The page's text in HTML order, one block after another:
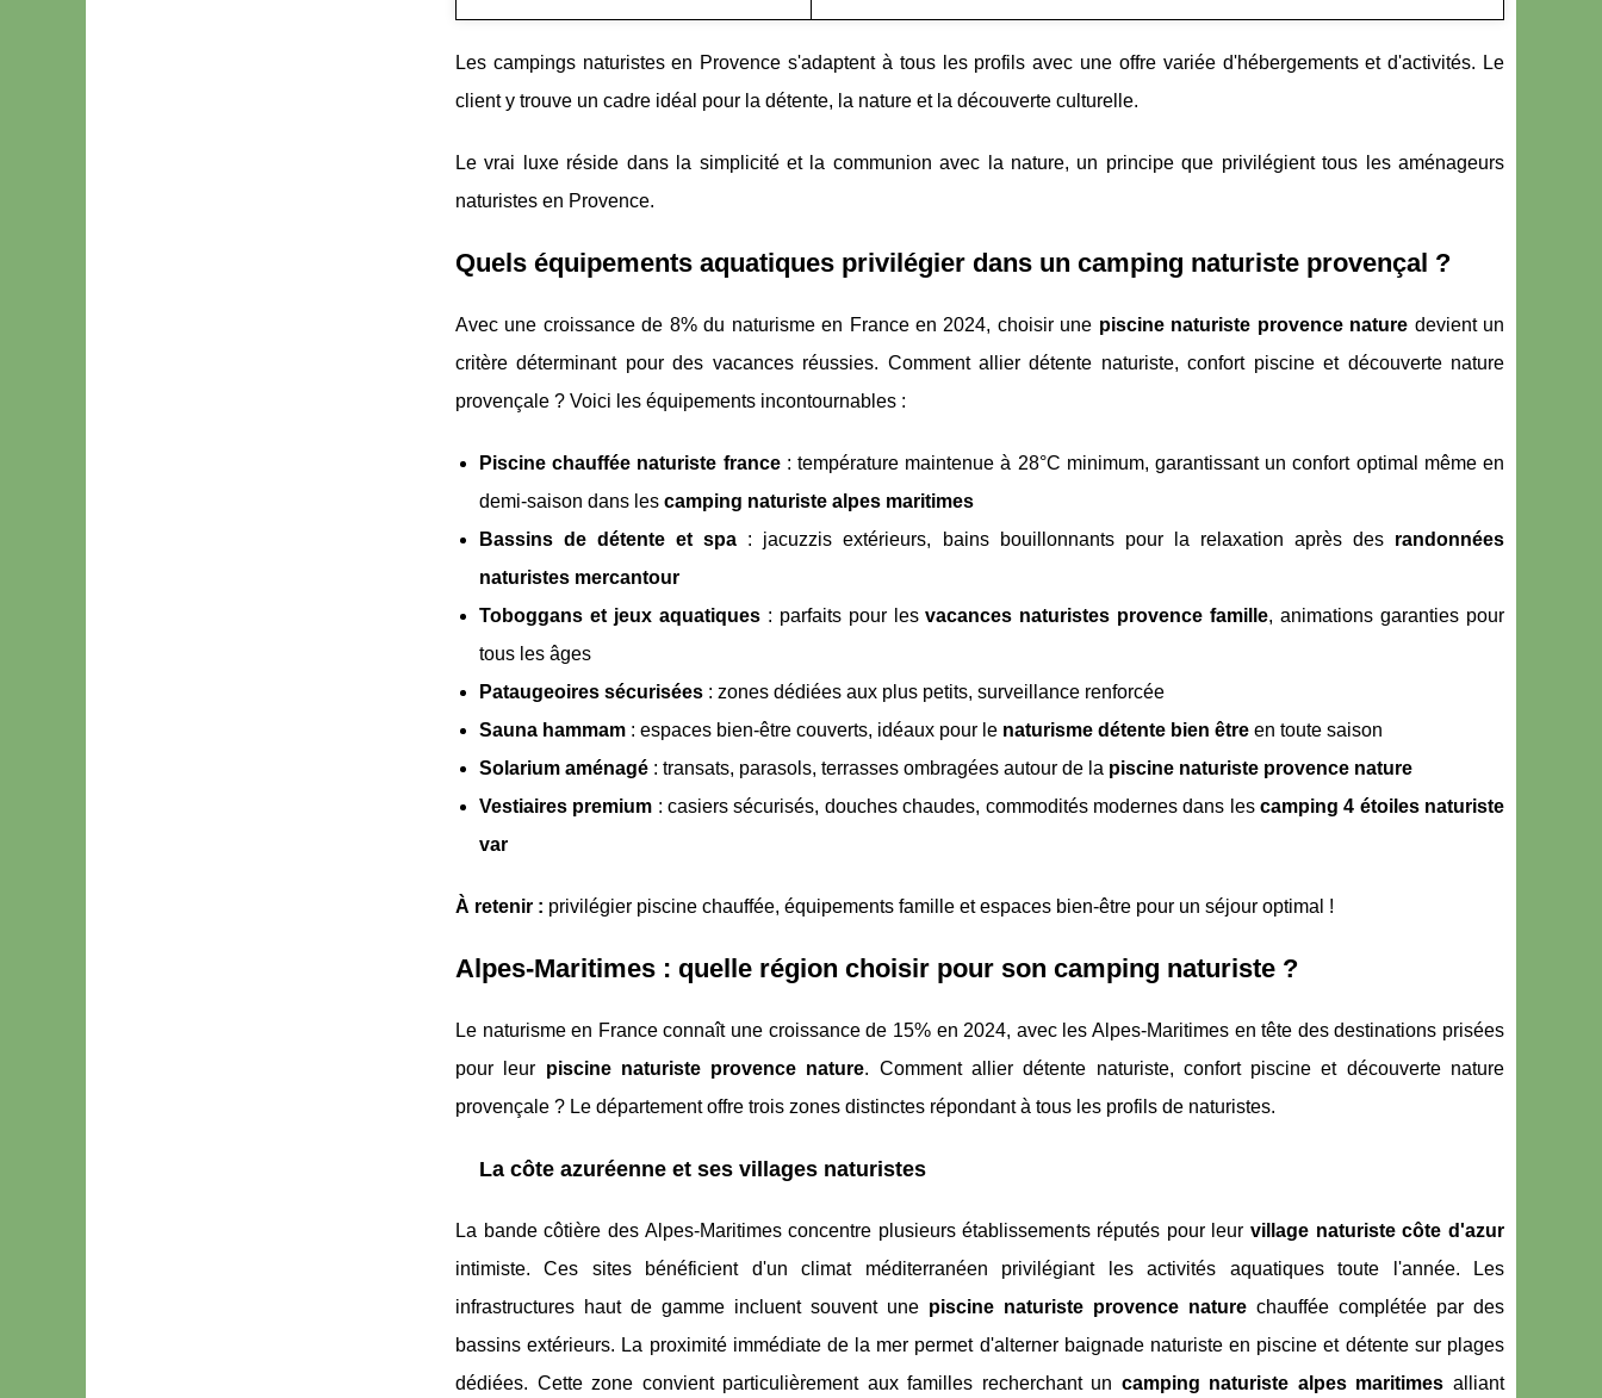
Les campings naturistes en Provence s'adaptent à tous les profils avec une offre variée d'hébergements et d'activités. Le
client y trouve un cadre idéal pour la détente, la nature et la découverte culturelle.
Le vrai luxe réside dans la simplicité et la communion avec la nature, un principe que privilégient tous les aménageurs
naturistes en Provence.
Quels équipements aquatiques privilégier dans un camping naturiste provençal ?
Avec une croissance de 8% du naturisme en France en 2024, choisir une piscine naturiste provence nature devient un
critère déterminant pour des vacances réussies. Comment allier détente naturiste, confort piscine et découverte nature
provençale ? Voici les équipements incontournables :
Piscine chauffée naturiste france: température maintenue à 28°C minimum, garantissant un confort optimal même en
demi-saison dans les camping naturiste alpes maritimes
Bassins de détente et spa : jacuzzis extérieurs, bains bouillonnants pour la relaxation après des randonnées
naturistes mercantour
Toboggans et jeux aquatiques: parfaits pour lesvacances naturistes provence famille, animations garanties pour
tous les âges
Pataugeoires sécurisées : zones dédiées aux plus petits, surveillance renforcée
Sauna hammam : espaces bien-être couverts, idéaux pour le naturisme détente bien être en toute saison
Solarium aménagé : transats, parasols, terrasses ombragées autour de la piscine naturiste provence nature
Vestiaires premium : casiers sécurisés, douches chaudes, commodités modernes dans les camping 4 étoiles naturiste
var
À retenir : privilégier piscine chauffée, équipements famille et espaces bien-être pour un séjour optimal !
Alpes-Maritimes : quelle région choisir pour son camping naturiste ?
Le naturisme en France connaît une croissance de 15% en 2024, avec les Alpes-Maritimes en tête des destinations prisées
pour leur piscine naturiste provence nature. Comment allier détente naturiste, confort piscine et découverte nature
provençale ? Le département offre trois zones distinctes répondant à tous les profils de naturistes.
La côte azuréenne et ses villages naturistes
La bande côtière des Alpes-Maritimes concentre plusieurs établissements réputés pour leurvillage naturiste côte d'azur
intimiste. Ces sites bénéficient d'un climat méditerranéen privilégiant les activités aquatiques toute l'année. Les
infrastructures haut de gamme incluent souvent une piscine naturiste provence nature chauffée complétée par des
bassins extérieurs. La proximité immédiate de la mer permet d'alterner baignade naturiste en piscine et détente sur plages
dédiées. Cette zone convient particulièrement aux familles recherchant un camping naturiste alpes maritimes alliant